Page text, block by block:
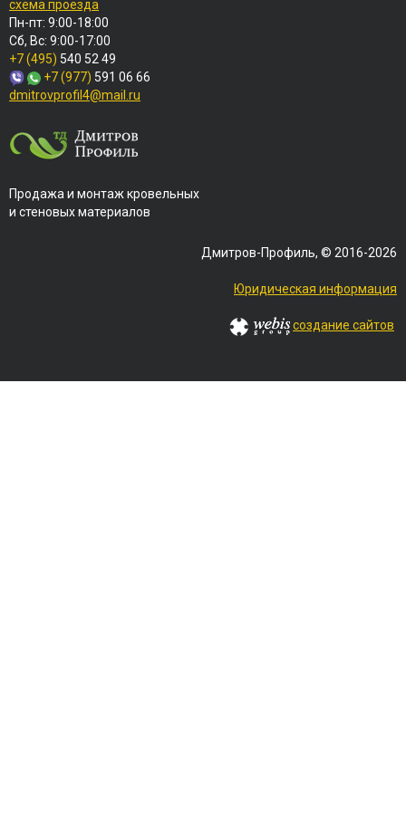
схема проезда
Пн-пт: 9:00-18:00
Сб, Вс: 9:00-17:00
+7 (495) 540 52 49
+7 (977) 591 06 66
dmitrovprofil4@mail.ru
Продажа и монтаж кровельных
и стеновых материалов
Дмитров-Профиль, © 2016-2026
Юридическая информация
создание сайтов